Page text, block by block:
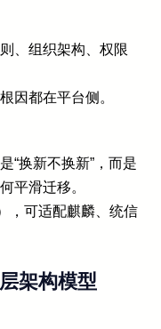
、组织架构、权限
因都在平台侧。
“换新不换新”，而是
平滑迁移。
，可适配麒麟、统信
架构模型